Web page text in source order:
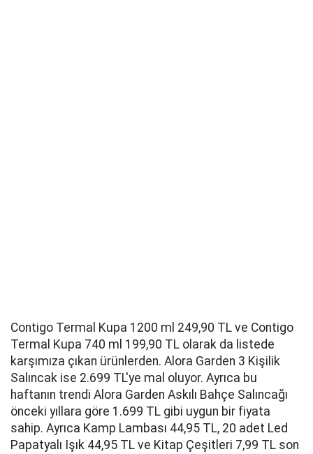
Contigo Termal Kupa 1200 ml 249,90 TL ve Contigo
Termal Kupa 740 ml 199,90 TL olarak da listede
karşımıza çıkan ürünlerden. Alora Garden 3 Kişilik
Salıncak ise 2.699 TL'ye mal oluyor. Ayrıca bu
haftanın trendi Alora Garden Askılı Bahçe Salıncağı
önceki yıllara göre 1.699 TL gibi uygun bir fiyata
sahip. Ayrıca Kamp Lambası 44,95 TL, 20 adet Led
Papatyalı Işık 44,95 TL ve Kitap Çeşitleri 7,99 TL son